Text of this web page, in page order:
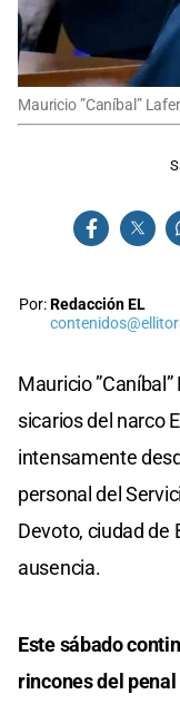
Mauricio ”Caníbal”
Por:Redacción EL
Mauricio
sicarios del narco
intensamente
personal del
Devoto, ciudad de
ausencia.
Este sábado
rincones del